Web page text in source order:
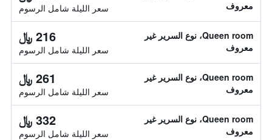
معروف
سعر الليلة شامل الرسوم
Queen room، نوع السرير غير
معروف
216 ﷼
سعر الليلة شامل الرسوم
Queen room، نوع السرير غير
معروف
261 ﷼
سعر الليلة شامل الرسوم
Queen room، نوع السرير غير
معروف
332 ﷼
سعر الليلة شامل الرسوم